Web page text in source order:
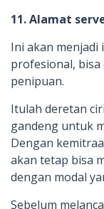
11. Alamat
Ini akan
profesional, bisa
penipuan.
Itulah deretan
gandeng untuk
Dengan
akan tetap bisa
dengan modal
Sebelum